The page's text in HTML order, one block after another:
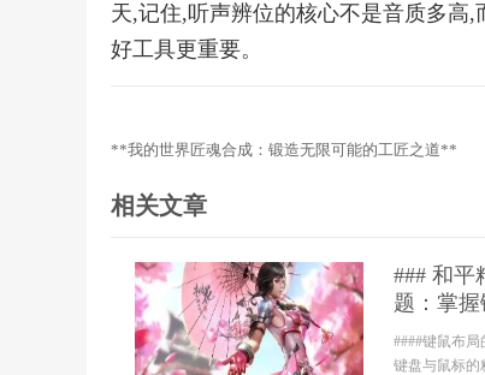
天,记住,听声辨位的核心不是音质多高
好工具更重要。
**我的世界匠魂合成：锻造无限可能的工匠之道**
相关文章
### 和平
题：掌
####键鼠布
键盘与鼠标的